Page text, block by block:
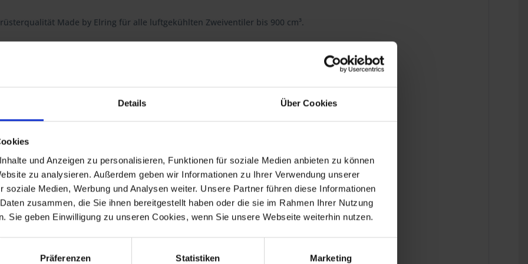
Details Über Cookies
und Anzeigen zu personalisieren, Funktionen für soziale Medien anbieten zu können
zu analysieren. Außerdem geben wir Informationen zu Ihrer Verwendung unserer
soziale Medien, Werbung und Analysen weiter. Unsere Partner führen diese Informationen
zusammen, die Sie ihnen bereitgestellt haben oder die sie im Rahmen Ihrer Nutzung
Sie geben Einwilligung zu unseren Cookies, wenn Sie unsere Webseite weiterhin nutzen.
Präferenzen Statistiken Marketing
Made by Elring für alle luftgekühlten Zweiventiler bis 900 cm³.
7, R 75/7, R 80/7, R 80RT, R 80,
R 60/5
1969-1973
R 60/6
1973-1976
R 90/6
1973-1976
1976-1980
R 80
1977-9.1980
R 65
1978-9.1980